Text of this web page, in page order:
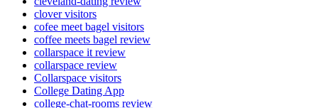
clover visitors
cofee meet bagel visitors
coffee meets bagel review
collarspace it review
collarspace review
Collarspace visitors
College Dating App
college-chat-rooms review